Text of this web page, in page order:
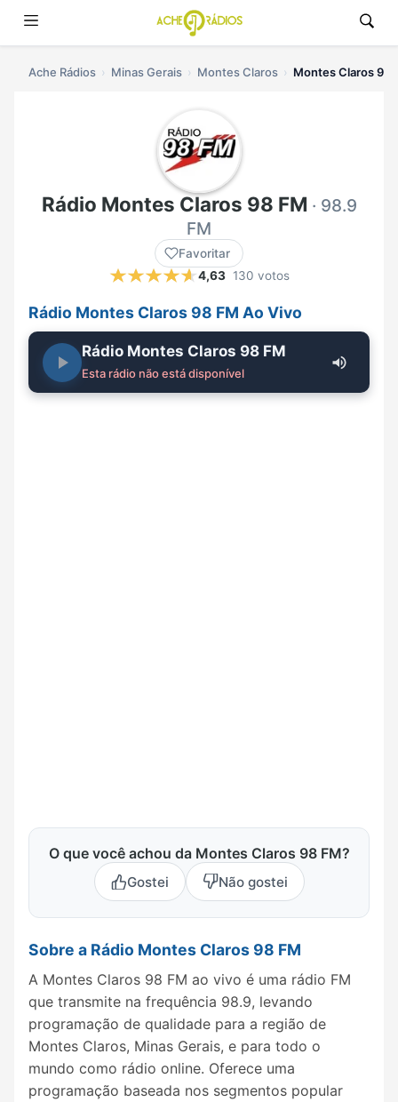
Ache Rádios Minas Gerais Montes Claros Montes Claros 98
Rádio Montes Claros 98 FM · 98.9
FM
Favoritar
4,63 130 votos
Rádio Montes Claros 98 FM Ao Vivo
Rádio Montes Claros 98 FM
Esta rádio não está disponível
O que você achou da Montes Claros 98 FM?
Gostei Não gostei
Sobre a Rádio Montes Claros 98 FM
A Montes Claros 98 FM ao vivo é uma rádio FM
que transmite na frequência 98.9, levando
programação de qualidade para a região de
Montes Claros, Minas Gerais, e para todo o
mundo como rádio online. Oferece uma
programação baseada nos segmentos popular